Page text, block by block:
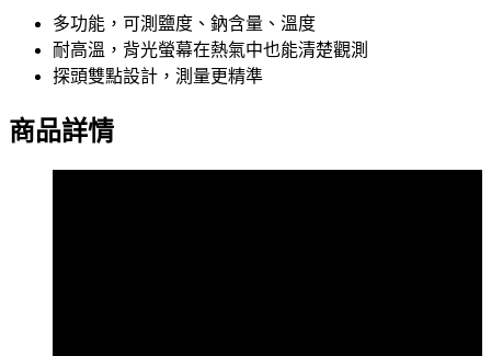
多功能，可測鹽度、鈉含量、溫度
耐高溫，背光螢幕在熱氣中也能清楚觀測
探頭雙點設計，測量更精準
商品詳情